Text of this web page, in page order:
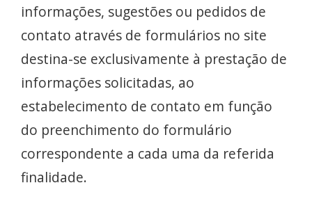
informações, sugestões ou pedidos de
contato através de formulários no site
destina-se exclusivamente à prestação de
informações solicitadas, ao
estabelecimento de contato em função
do preenchimento do formulário
correspondente a cada uma da referida
finalidade.